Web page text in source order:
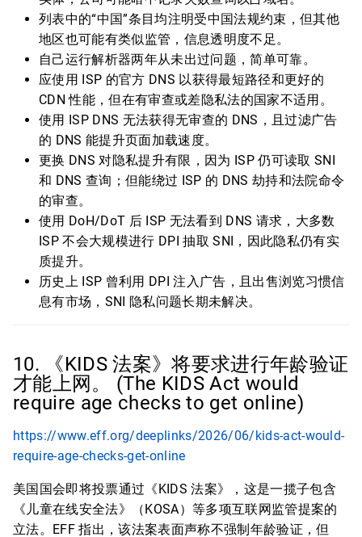
列表中的“中国”条目均注明受中国法规约束，但其他
地区也可能有类似监管，信息透明度不足。
自己运行解析器两年从未出过问题，简单可靠。
应使用 ISP 的官方 DNS 以获得最短路径和更好的
CDN 性能，但在有审查或差隐私法的国家不适用。
使用 ISP DNS 无法获得无审查的 DNS，且过滤广告
的 DNS 能提升页面加载速度。
更换 DNS 对隐私提升有限，因为 ISP 仍可读取 SNI
和 DNS 查询；但能绕过 ISP 的 DNS 劫持和法院命令
的审查。
使用 DoH/DoT 后 ISP 无法看到 DNS 请求，大多数
ISP 不会大规模进行 DPI 抽取 SNI，因此隐私仍有实
质提升。
历史上 ISP 曾利用 DPI 注入广告，且出售浏览习惯信
息有市场，SNI 隐私问题长期未解决。
10. 《KIDS 法案》将要求进行年龄验证
才能上网。 (The KIDS Act would
require age checks to get online)
https://www.eff.org/deeplinks/2026/06/kids-act-would-
require-age-checks-get-online
美国国会即将投票通过《KIDS 法案》，这是一揽子包含
《儿童在线安全法》（KOSA）等多项互联网监管提案的
立法。EFF 指出，该法案表面声称不强制年龄验证，但